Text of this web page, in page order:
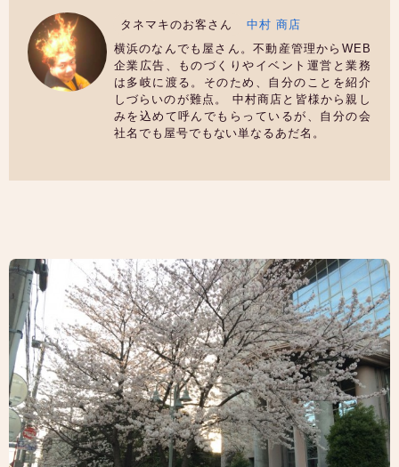
タネマキのお客さん
中村 商店
横浜のなんでも屋さん。不動産管理からWEB
企業広告、ものづくりやイベント運営と業務
は多岐に渡る。そのため、自分のことを紹介
しづらいのが難点。 中村商店と皆様から親し
みを込めて呼んでもらっているが、自分の会
社名でも屋号でもない単なるあだ名。